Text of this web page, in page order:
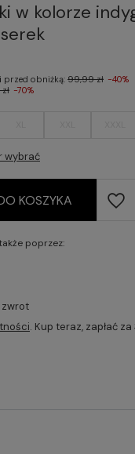
w kolorze
wybrać
przed obniżką: 99,99 zł -40%
-70%
KOSZYKA
poprzez:
zwrot
. Kup teraz, zapłać